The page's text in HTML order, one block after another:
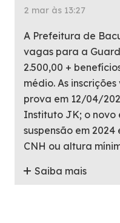
2 mar às 13:27
A Prefeitura de
vagas para a
2.500,00 +
médio. As
prova em 12/04/
Instituto JK; o
suspensão em
CNH ou altura
Saiba mais